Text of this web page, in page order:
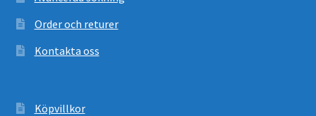
Order och returer
Kontakta oss
Köpvillkor